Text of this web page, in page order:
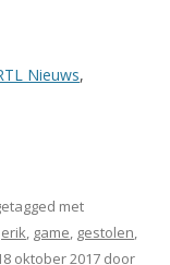
Nieuws,
met
erik, game, gestolen,
oktober 2017 door